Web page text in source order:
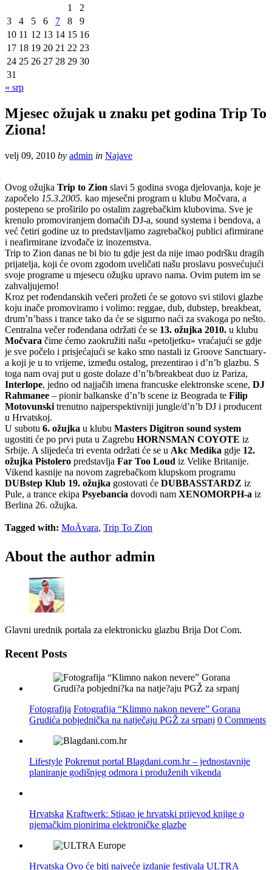
1
2
3
4 5 6 7 8
9
10 11 12 13 14 15 16
17 18 19 20 21 22 23
24 25 26 27 28 29 30
31
« srp
Mjesec ožujak u znaku pet godina Trip To
Ziona!
velj 09, 2010 by admin in Najave
Ovog ožujka Trip to Zion slavi 5 godina svoga djelovanja, koje je
započelo 15.3.2005. kao mjesečni program u klubu Močvara, a
postepeno se proširilo po ostalim zagrebačkim klubovima. Sve je
krenulo promoviranjem domaćih DJ-a, sound systema i bendova, a
već četiri godine uz to predstavljamo zagrebačkoj publici afirmirane
i neafirmirane izvođače iz inozemstva.
Trip to Zion danas ne bi bio tu gdje jest da nije imao podršku dragih
prijatelja, koji će ovom zgodom uveličati našu proslavu posvećujući
svoje programe u mjesecu ožujku upravo nama. Ovim putem im se
zahvaljujemo!
Kroz pet rođendanskih večeri prožeti će se gotovo svi stilovi glazbe
koju inače promoviramo i volimo: reggae, dub, dubstep, breakbeat,
drum’n’bass i trance tako da će se sigurno naći za svakoga po nešto.
Centralna večer rođendana održati će se 13. ožujka 2010. u klubu
Močvara čime ćemo zaokružiti našu «petoljetku» vraćajući se gdje
je sve počelo i prisjećajući se kako smo nastali iz Groove Sanctuary-
a koji je u to vrijeme, između ostalog, prezentirao i d’n’b glazbu. S
toga nam ovaj put u goste dolaze d’n’b/breakbeat duo iz Pariza,
Interlope, jedno od najjačih imena francuske elektronske scene, DJ
Rahmanee – pionir balkanske d’n’b scene iz Beograda te Filip
Motovunski trenutno najperspektivniji jungle/d’n’b DJ i producent
u Hrvatskoj.
U subotu 6. ožujka u klubu Masters Digitron sound system
ugostiti će po prvi puta u Zagrebu HORNSMAN COYOTE iz
Srbije. A slijedeća tri eventa održati će se u Akc Medika gdje 12.
ožujka Pistolero predstavlja Far Too Loud iz Velike Britanije.
Vikend kasnije na novom zagrebačkom klupskom programu
DUBstep Klub 19. ožujka gostovati će DUBBASSTARDZ iz
Pule, a trance ekipa Psyebancia dovodi nam XENOMORPH-a iz
Berlina 26. ožujka.
Tagged with: MoÄvara, Trip To Zion
About the author admin
Glavni urednik portala za elektronicku glazbu Brija Dot Com.
Recent Posts
Fotografija Fotografija “Klimno nakon nevere” Gorana
Grudića pobjednička na natječaju PGŽ za srpanj 0 Comments
Lifestyle Pokrenut portal Blagdani.com.hr – jednostavnije
planiranje godišnjeg odmora i produženih vikenda
Hrvatska Kraftwerk: Stigao je hrvatski prijevod knjige o
njemačkim pionirima elektroničke glazbe
Hrvatska Ovo će biti najveće izdanje festivala ULTRA